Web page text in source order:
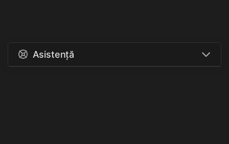
Asistență